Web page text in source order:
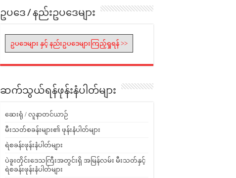
ဥပဒေ / နည်းဥပဒေများ
ဥပဒေများ နှင့် နည်းဥပဒေများကြည့်ရှုရန် >>
ဆက်သွယ်ရန်ဖုန်းနံပါတ်များ
ဆေးရုံ / လူနာတင်ယာဉ်
မီးသတ်စခန်းများ၏ ဖုန်းနံပါတ်များ
ရဲစခန်းဖုန်းနံပါတ်များ
ပဲခူးတိုင်းဒေသကြီးအတွင်းရှိ အမြန်လမ်း မီးသတ်နှင့်
ရဲစခန်းဖုန်းနံပါတ်များ